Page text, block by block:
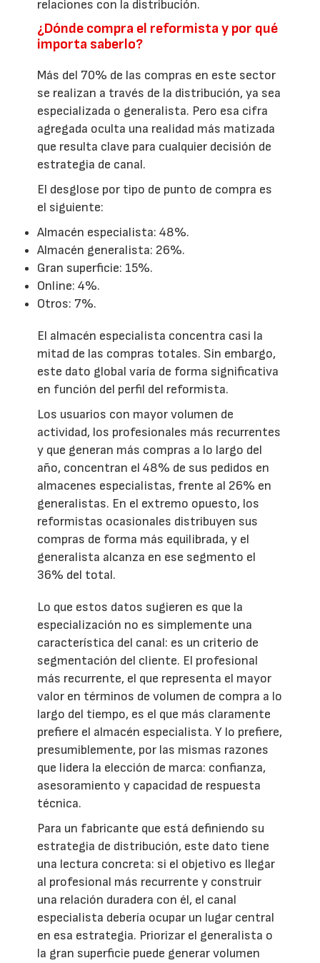
relaciones con la distribución.
¿Dónde compra el reformista y por qué
importa saberlo?
Más del 70% de las compras en este sector
se realizan a través de la distribución, ya sea
especializada o generalista. Pero esa cifra
agregada oculta una realidad más matizada
que resulta clave para cualquier decisión de
estrategia de canal.
El desglose por tipo de punto de compra es
el siguiente:
Almacén especialista: 48%.
Almacén generalista: 26%.
Gran superficie: 15%.
Online: 4%.
Otros: 7%.
El almacén especialista concentra casi la
mitad de las compras totales. Sin embargo,
este dato global varía de forma significativa
en función del perfil del reformista.
Los usuarios con mayor volumen de
actividad, los profesionales más recurrentes
y que generan más compras a lo largo del
año, concentran el 48% de sus pedidos en
almacenes especialistas, frente al 26% en
generalistas. En el extremo opuesto, los
reformistas ocasionales distribuyen sus
compras de forma más equilibrada, y el
generalista alcanza en ese segmento el
36% del total.
Lo que estos datos sugieren es que la
especialización no es simplemente una
característica del canal: es un criterio de
segmentación del cliente. El profesional
más recurrente, el que representa el mayor
valor en términos de volumen de compra a lo
largo del tiempo, es el que más claramente
prefiere el almacén especialista. Y lo prefiere,
presumiblemente, por las mismas razones
que lidera la elección de marca: confianza,
asesoramiento y capacidad de respuesta
técnica.
Para un fabricante que está definiendo su
estrategia de distribución, este dato tiene
una lectura concreta: si el objetivo es llegar
al profesional más recurrente y construir
una relación duradera con él, el canal
especialista debería ocupar un lugar central
en esa estrategia. Priorizar el generalista o
la gran superficie puede generar volumen